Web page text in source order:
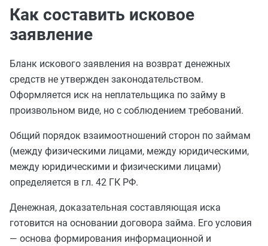
Как составить исковое
заявление
Бланк искового заявления на возврат денежных
средств не утвержден законодательством.
Оформляется иск на неплательщика по займу в
произвольном виде, но с соблюдением требований.
Общий порядок взаимоотношений сторон по займам
(между физическими лицами, между юридическими,
между юридическими и физическими лицами)
определяется в гл. 42 ГК РФ.
Денежная, доказательная составляющая иска
готовится на основании договора займа. Его условия
— основа формирования информационной и